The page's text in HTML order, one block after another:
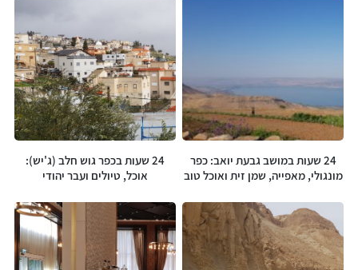
24 שעות במושב גבעת יואב: כפר
מונגולי, מאפייה, שמן זית ואוכל טוב
24 שעות בכפר גוש חלב (ג'יש):
אוכל, טיולים ועבר יהודי